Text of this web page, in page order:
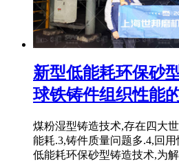
新型低能耗环保砂
球铁铸件组织性能
煤粉湿型铸造技术,存在四大
能耗.3,铸件质量问题多.4,回
低能耗环保砂型铸造技术,为